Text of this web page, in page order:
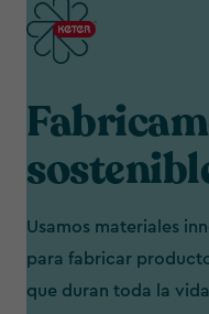
Usamos materiales
para fabricar
que duran toda la